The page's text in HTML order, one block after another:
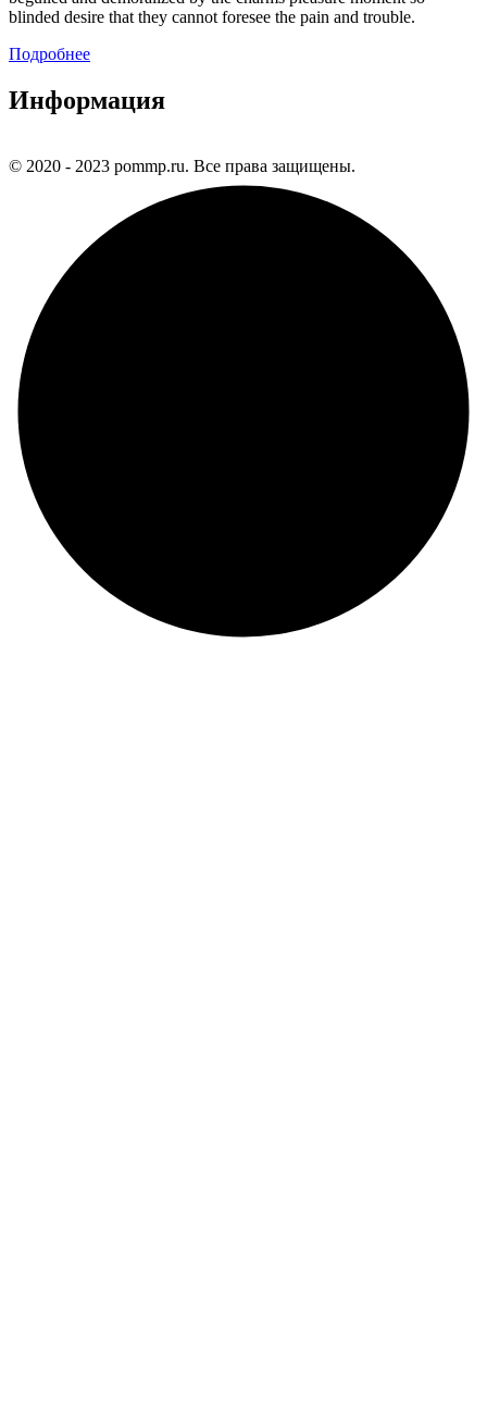
blinded desire that they cannot foresee the pain and trouble.
Подробнее
Информация
© 2020 - 2023 pommp.ru. Все права защищены.